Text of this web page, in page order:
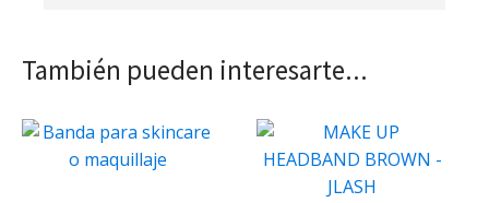
También pueden interesarte...